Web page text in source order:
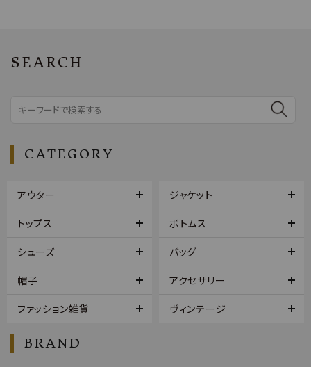
SEARCH
CATEGORY
アウター ジャケット
トップス ボトムス
シューズ バッグ
帽子 アクセサリー
ファッション雑貨 ヴィンテージ
BRAND